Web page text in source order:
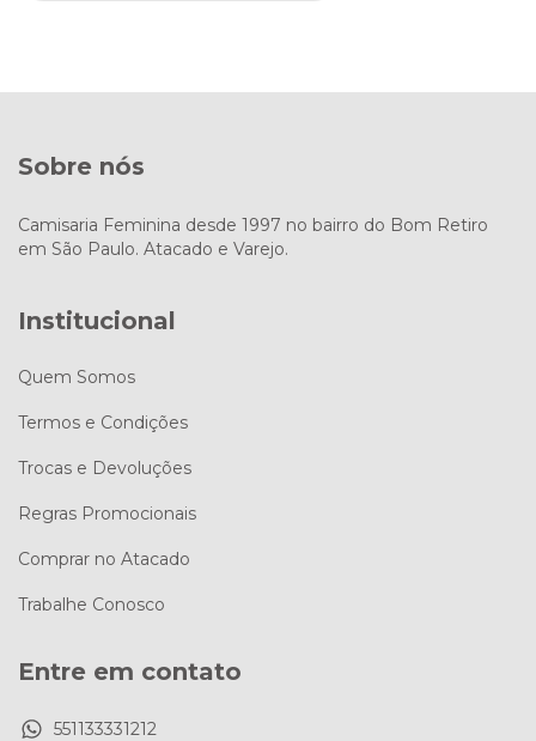
Sobre nós
Camisaria Feminina desde 1997 no bairro do Bom Retiro
em São Paulo. Atacado e Varejo.
Institucional
Quem Somos
Termos e Condições
Trocas e Devoluções
Regras Promocionais
Comprar no Atacado
Trabalhe Conosco
Entre em contato
551133331212